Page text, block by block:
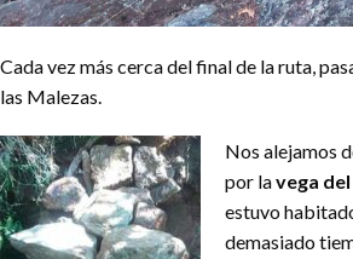
Cada vez más cerca del final de la ruta,
las Malezas.
Nos alejamos
por lavega
estuvo
demasiado